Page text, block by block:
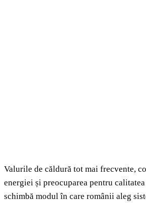
Valurile de căldură tot mai frecvente,
energiei și preocuparea pentru
schimbă modul în care românii aleg